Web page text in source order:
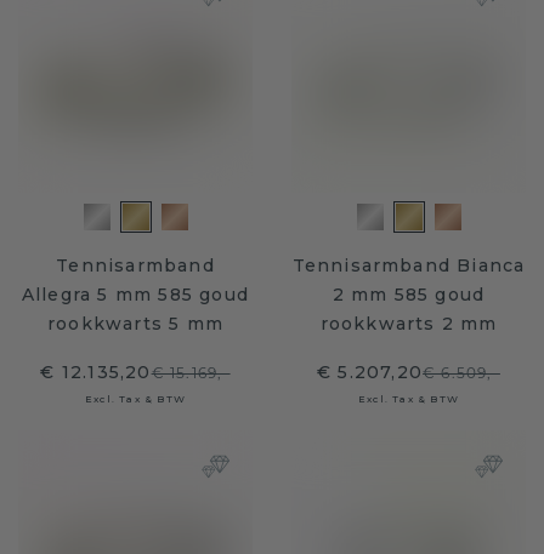
Tennisarmband
Allegra 5 mm 585 goud
rookkwarts 5 mm
€ 12.135,20€ 15.169,-
Excl. Tax & BTW
Tennisarmband Bianca
2 mm 585 goud
rookkwarts 2 mm
€ 5.207,20€ 6.509,-
Excl. Tax & BTW